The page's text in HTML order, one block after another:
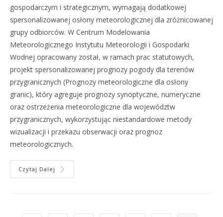
gospodarczym i strategicznym, wymagają dodatkowej
spersonalizowanej osłony meteorologicznej dla zróżnicowanej
grupy odbiorców. W Centrum Modelowania
Meteorologicznego Instytutu Meteorologii i Gospodarki
Wodnej opracowany został, w ramach prac statutowych,
projekt spersonalizowanej prognozy pogody dla terenów
przygranicznych (Prognozy meteorologiczne dla osłony
granic), który agreguje prognozy synoptyczne, numeryczne
oraz ostrzeżenia meteorologiczne dla województw
przygranicznych, wykorzystując niestandardowe metody
wizualizacji i przekazu obserwacji oraz prognoz
meteorologicznych.
Czytaj Dalej